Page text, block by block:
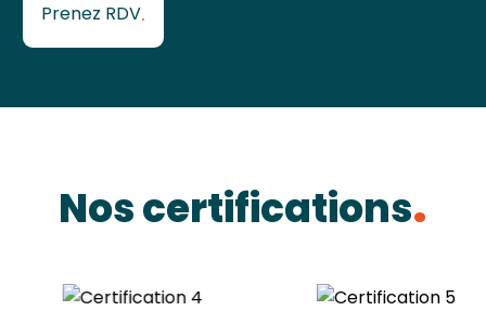
Prenez RDV
Nos certifications